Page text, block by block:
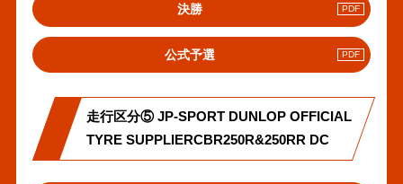
決勝PDF
へ
の
リ
ン
公式予選PDF
へ
リ
ン
ク
走行区分⑤ JP-SPORT DUNLOP OFFICIAL
TYRE SUPPLIERCBR250R&250RR DC